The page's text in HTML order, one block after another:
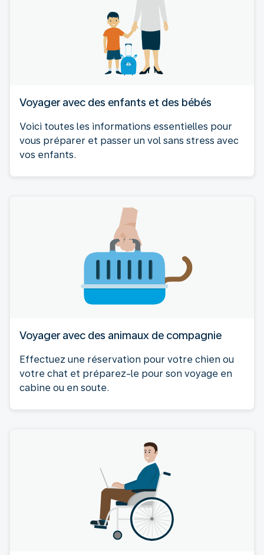
Voyager avec des enfants et des bébés
Voici toutes les informations essentielles pour
vous préparer et passer un vol sans stress avec
vos enfants.
Voyager avec des animaux de compagnie
Effectuez une réservation pour votre chien ou
votre chat et préparez-le pour son voyage en
cabine ou en soute.